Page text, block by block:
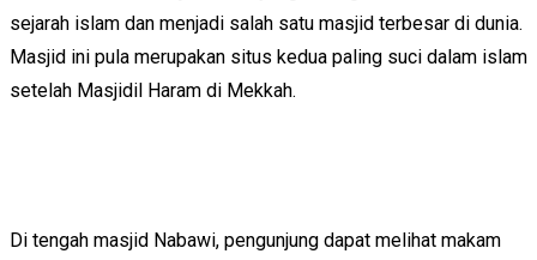
sejarah islam dan menjadi salah satu masjid terbesar di dunia.
Masjid ini pula merupakan situs kedua paling suci dalam islam
setelah Masjidil Haram di Mekkah.
Di tengah masjid Nabawi, pengunjung dapat melihat makam